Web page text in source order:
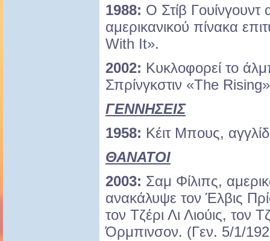
1988: Ο Στίβ Γουίνγουντ
αμερικανικού πίνακα
With It».
2002: Κυκλοφορεί το
Σπρίνγκστιν «The
ΓΕΝΝΗΣΕΙΣ
1958: Κέιτ Μπους,
ΘΑΝΑΤΟΙ
2003: Σαμ Φίλιπς,
ανακάλυψε τον Έλβις
τον Τζέρι Λι Λιούις, τον
Όρμπινσον. (Γεν. 5/1/